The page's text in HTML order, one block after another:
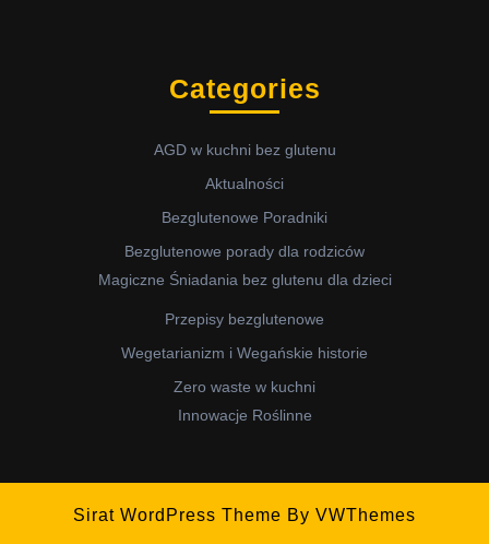
Categories
AGD w kuchni bez glutenu
Aktualności
Bezglutenowe Poradniki
Bezglutenowe porady dla rodziców
Magiczne Śniadania bez glutenu dla dzieci
Przepisy bezglutenowe
Wegetarianizm i Wegańskie historie
Zero waste w kuchni
Innowacje Roślinne
Sirat WordPress Theme By VWThemes